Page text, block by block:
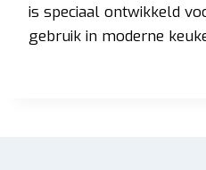
is speciaal ontwikkeld
gebruik in moderne